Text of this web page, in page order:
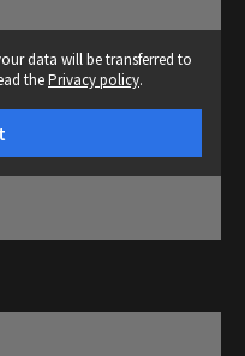
data will be transferred to
thePrivacy policy.